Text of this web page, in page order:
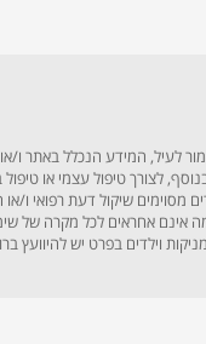
המידע הנכלל באתר ו/או
לצורך טיפול עצמי או
שיקול דעת רפואי ו/
אחראים לכל מקרה של